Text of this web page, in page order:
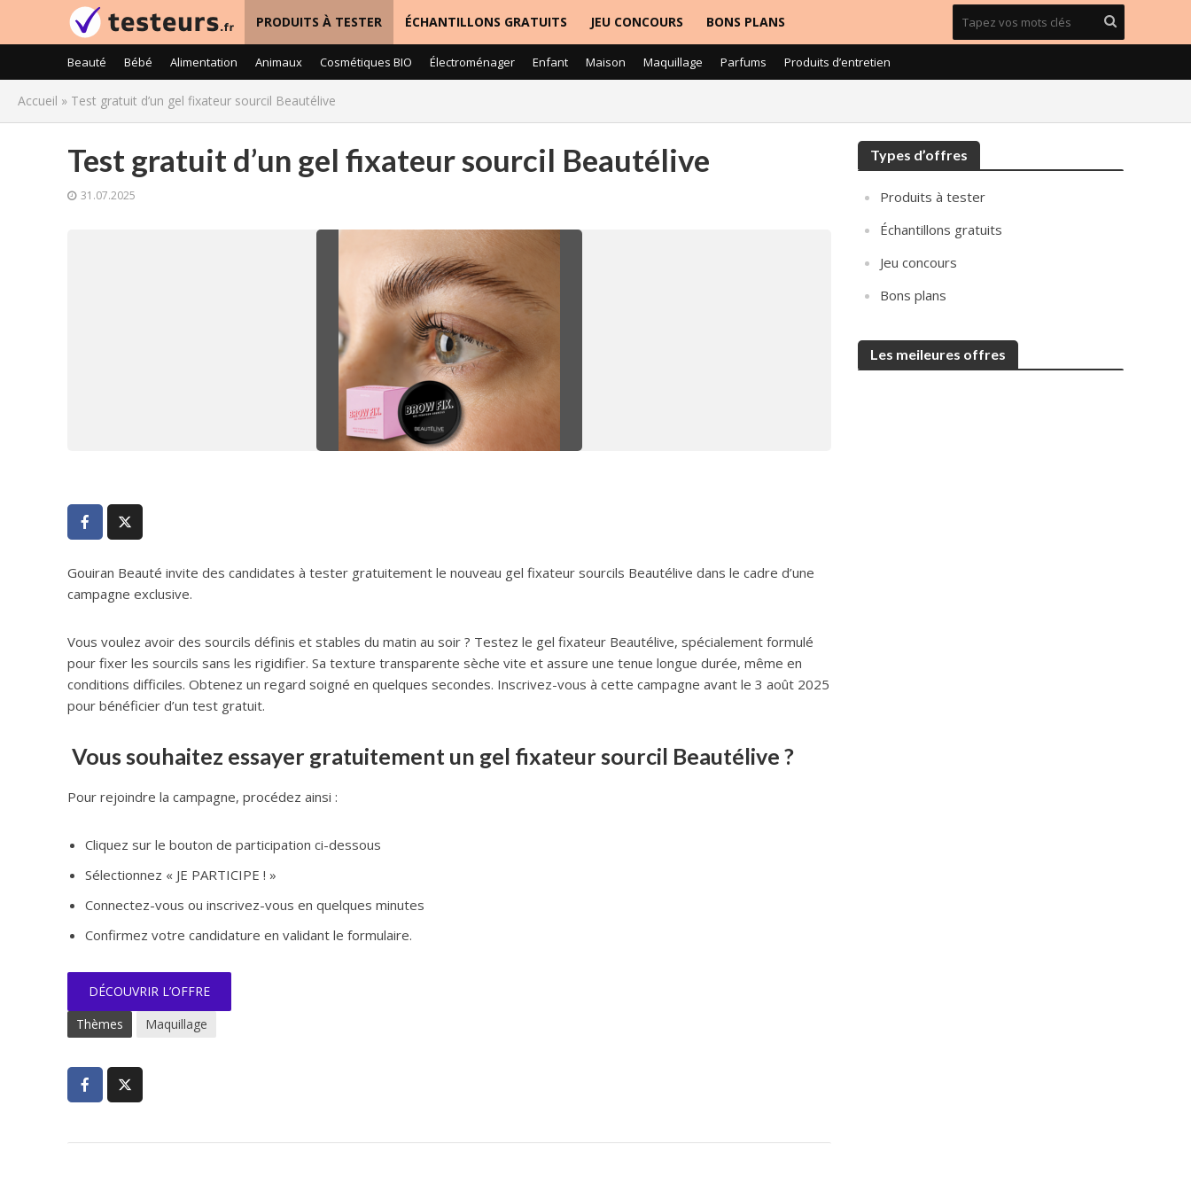
PRODUITS À TESTER ÉCHANTILLONS GRATUITS JEU CONCOURS BONS PLANS
Beauté Bébé Alimentation Animaux Cosmétiques BIO Électroménager Enfant Maison Maquillage Parfums Produits d’entretien
Accueil » Test gratuit d’un gel fixateur sourcil Beautélive
Test gratuit d’un gel fixateur sourcil Beautélive
31.07.2025
Gouiran Beauté invite des candidates à tester gratuitement le nouveau gel fixateur sourcils Beautélive dans le cadre d’une
campagne exclusive.
Vous voulez avoir des sourcils définis et stables du matin au soir ? Testez le gel fixateur Beautélive, spécialement formulé
pour fixer les sourcils sans les rigidifier. Sa texture transparente sèche vite et assure une tenue longue durée, même en
conditions difficiles. Obtenez un regard soigné en quelques secondes. Inscrivez-vous à cette campagne avant le 3 août 2025
pour bénéficier d’un test gratuit.
Vous souhaitez essayer gratuitement un gel fixateur sourcil Beautélive ?
Pour rejoindre la campagne, procédez ainsi :
Cliquez sur le bouton de participation ci-dessous
Sélectionnez « JE PARTICIPE ! »
Connectez-vous ou inscrivez-vous en quelques minutes
Confirmez votre candidature en validant le formulaire.
DÉCOUVRIR L’OFFRE
Thèmes
Maquillage
Types d’offres
Produits à tester
Échantillons gratuits
Jeu concours
Bons plans
Les meileures offres